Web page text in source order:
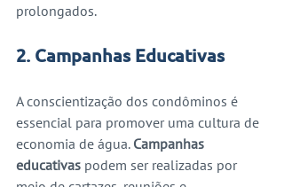
prolongados.
2. Campanhas Educativas
A conscientização dos condôminos é
essencial para promover uma cultura de
economia de água. Campanhas
educativas podem ser realizadas por